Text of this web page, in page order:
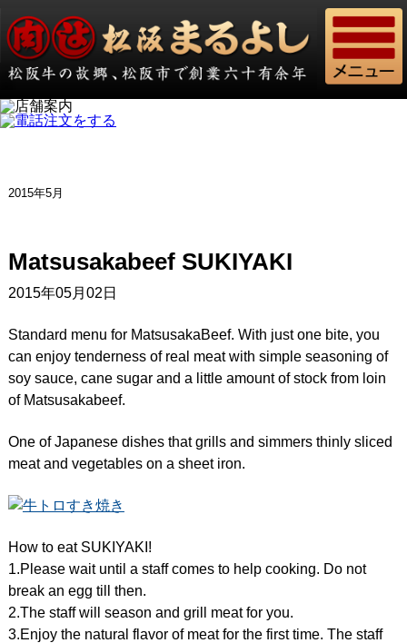
2015年5月
Matsusakabeef SUKIYAKI
2015年05月02日
Standard menu for MatsusakaBeef. With just one bite, you
can enjoy tenderness of real meat with simple seasoning of
soy sauce, cane sugar and a little amount of stock from loin
of Matsusakabeef.
One of Japanese dishes that grills and simmers thinly sliced
meat and vegetables on a sheet iron.
How to eat SUKIYAKI!
1.Please wait until a staff comes to help cooking. Do not
break an egg till then.
2.The staff will season and grill meat for you.
3.Enjoy the natural flavor of meat for the first time. The staff